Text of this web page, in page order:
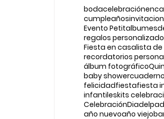
boda
cumpleaños
Evento Petitalbumes
regalos
Fiesta en casalista
recordatorios
álbum fotográfico
baby shower
felicidadfiestafiesta
infantileskits
Celebración
año nuevoaño viejo